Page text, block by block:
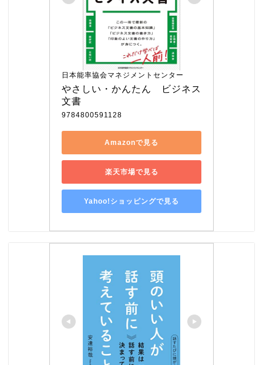
日本能率協会マネジメントセンター
やさしい・かんたん　ビジネス
文書
9784800591128
Amazonで見る
楽天市場で見る
Yahoo!ショッピングで見る